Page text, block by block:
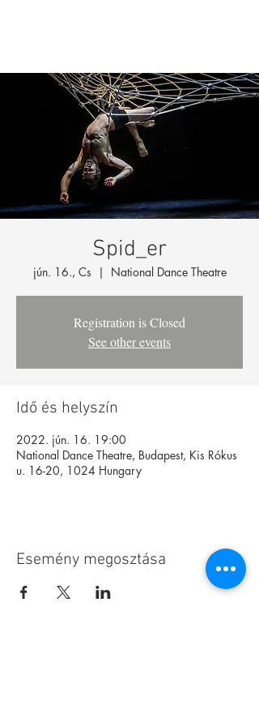
Spid_er
jún. 16., Cs
  |
National Dance Theatre
Registration is Closed
See other events
Idő és helyszín
2022. jún. 16. 19:00
National Dance Theatre, Budapest, Kis Rókus
u. 16-20, 1024 Hungary
Esemény megosztása